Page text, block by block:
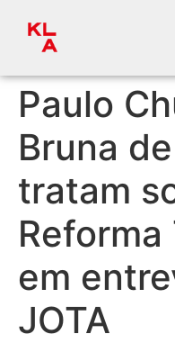
Paulo
Bruna
tratam
em
JOTA